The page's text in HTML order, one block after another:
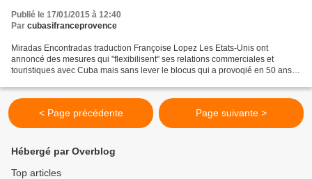
Publié le 17/01/2015 à 12:40
Par cubasifranceprovence
Miradas Encontradas traduction Françoise Lopez Les Etats-Unis ont
annoncé des mesures qui "flexibilisent" ses relations commerciales et
touristiques avec Cuba mais sans lever le blocus qui a provoqié en 50 ans
< Page précédente Page suivante >
Hébergé par Overblog
Top articles